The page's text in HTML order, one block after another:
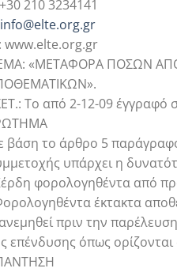
210 3234141
info@elte.org.gr
www.elte.org.gr
«ΜΕΤΑΦΟΡΑ ΠΟΣΩΝ
Το από 2-12-09 έγγραφό
βάση το άρθρο 5
υπάρχει η
φορολογηθέντα από
έκτακτα
πριν την
επένδυσης όπως